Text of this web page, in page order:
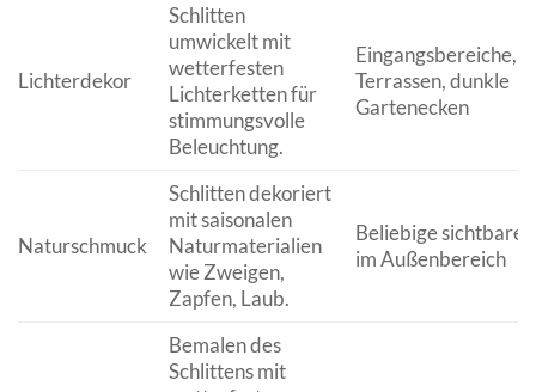
Lichterdekor
Schlitten
umwickelt mit
wetterfesten
Lichterketten für
stimmungsvolle
Beleuchtung.
Eingangsbereiche,
Terrassen, dunkle
Gartenecken
Naturschmuck
Schlitten dekoriert
mit saisonalen
Naturmaterialien
wie Zweigen,
Zapfen, Laub.
Beliebige sichtbare
im Außenbereich
Bemalen des
Schlittens mit